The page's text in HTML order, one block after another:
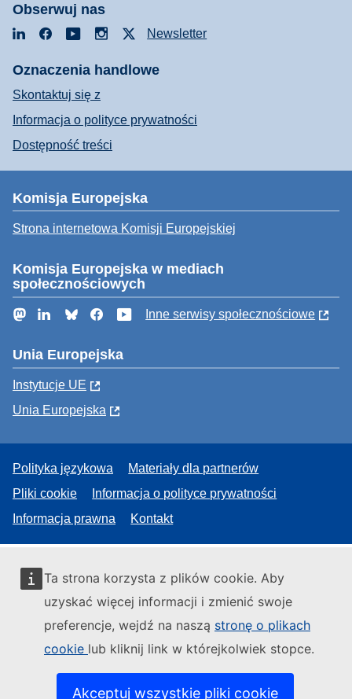
Ta strona korzysta z plików cookie. Aby
uzyskać więcej informacji i zmienić swoje
preferencje, wejdź na naszą stronę o plikach
cookie lub kliknij link w którejkolwiek stopce.
Akceptuj wszystkie pliki cookie
Obserwuj nas
LinkedInFacebookYouTubeInstagramNewsletter
Oznaczenia handlowe
Skontaktuj się z
Informacja o polityce prywatności
Dostępność treści
Komisja Europejska
Strona internetowa Komisji Europejskiej
Komisja Europejska w mediach
społecznościowych
MastodonLinkedInBlueskyFacebookYouTube
Inne serwisy społecznościowe
Unia Europejska
Instytucje UE
Unia Europejska
Polityka językowa
Materiały dla partnerów
Pliki cookie
Informacja o polityce prywatności
Informacja prawna
Kontakt